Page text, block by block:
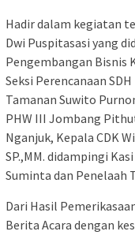
Hadir dalam kegiatan
Dwi Puspitasasi yang
Pengembangan Bisnis
Seksi Perencanaan
Tamanan Suwito
PHW III Jombang
Nganjuk, Kepala CDK
SP.,MM. didampingi
Suminta dan Penelaah
Dari Hasil
Berita Acara dengan